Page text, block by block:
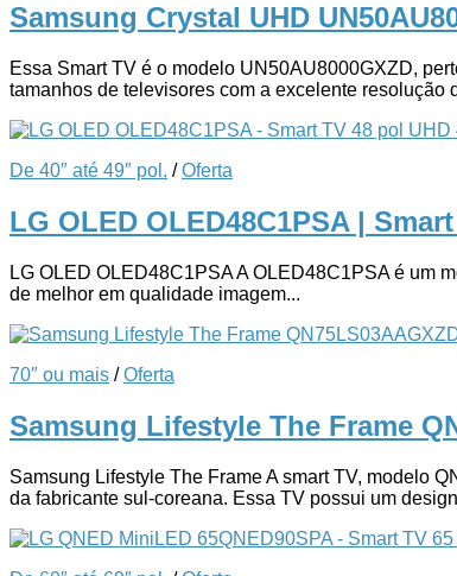
Samsung Crystal UHD
Essa Smart TV é o modelo UN50AU8000GXZD,
tamanhos de televisores com a excelente resolução
De 40″ até 49″ pol. /Oferta
LG OLED OLED48C1PSA |
LG OLED OLED48C1PSA A OLED48C1PSA é um
de melhor em qualidade imagem...
70″ ou mais /Oferta
Samsung Lifestyle The Frame
Samsung Lifestyle The Frame A smart TV, modelo
da fabricante sul-coreana. Essa TV possui um